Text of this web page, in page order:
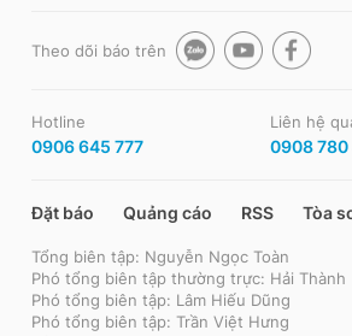
Theo dõi báo trên
Hotline
0906 645 777
Liên hệ
0908 780
Đặt báo Quảng cáo RSS Tòa
Tổng biên tập: Nguyễn Ngọc Toàn
Phó tổng biên tập thường trực: Hải Thành
Phó tổng biên tập: Lâm Hiếu Dũng
Phó tổng biên tập: Trần Việt Hưng